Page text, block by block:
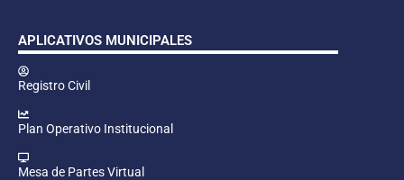
APLICATIVOS MUNICIPALES
Registro Civil
Plan Operativo Institucional
Mesa de Partes Virtual